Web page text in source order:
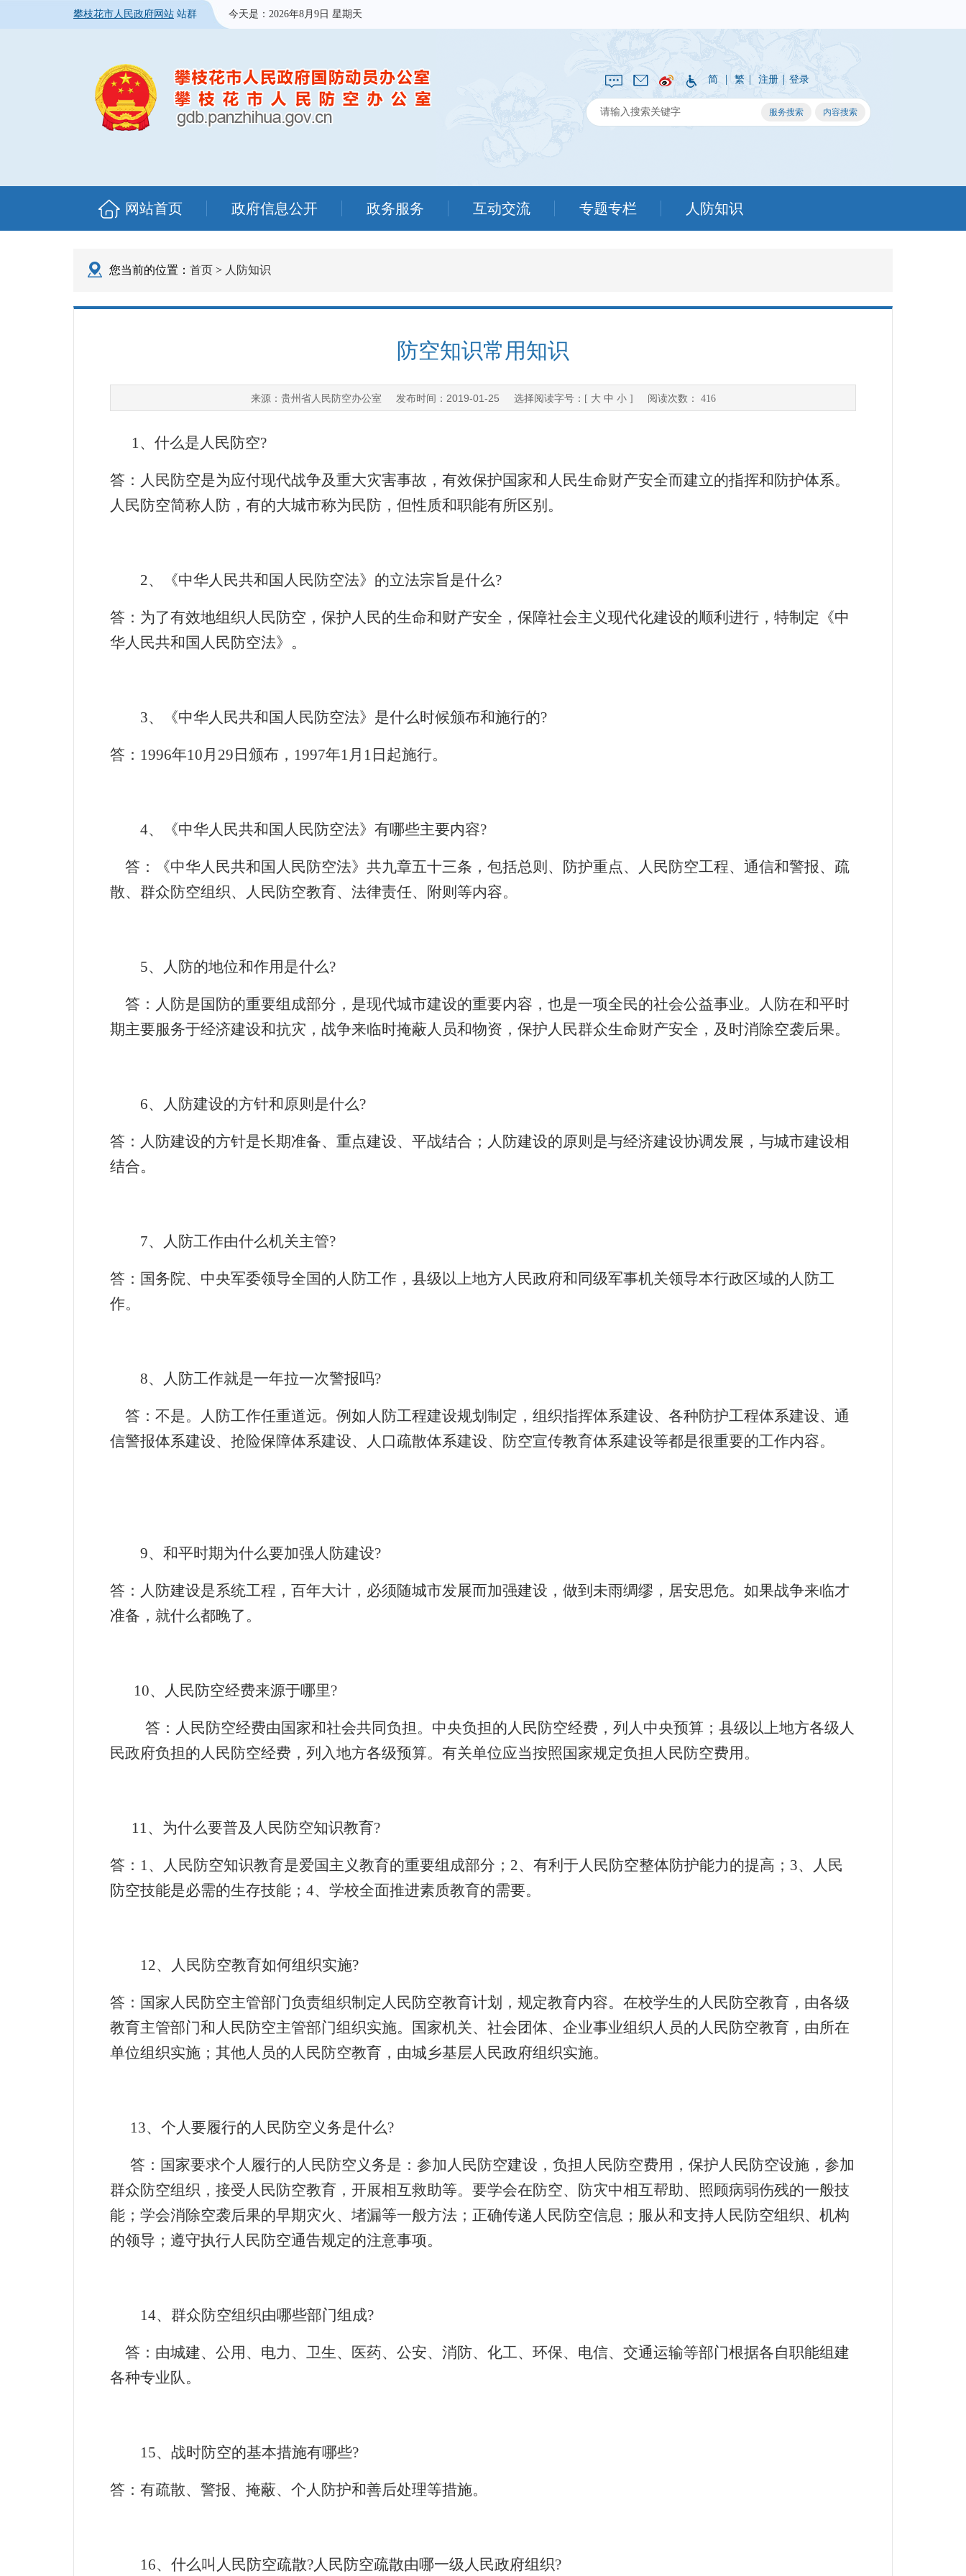
攀枝花市人民政府网站 站群 今天是： 2026年8月9日 星期天
简 | 繁 | 注册 | 登录
网站首页 政府信息公开 政务服务 互动交流 专题专栏 人防知识
您当前的位置： 首页 > 人防知识
防空知识常用知识
来源： 贵州省人民防空办公室 发布时间： 2019-01-25 选择阅读字号：[ 大 中 小] 阅读次数： 416
1、什么是人民防空?
答：人民防空是为应付现代战争及重大灾害事故，有效保护国家和人民生命财产安全而建立的指挥和防护体系。
人民防空简称人防，有的大城市称为民防，但性质和职能有所区别。
2、《中华人民共和国人民防空法》的立法宗旨是什么?
答：为了有效地组织人民防空，保护人民的生命和财产安全，保障社会主义现代化建设的顺利进行，特制定《中
华人民共和国人民防空法》。
3、《中华人民共和国人民防空法》是什么时候颁布和施行的?
答： 1996年10月 29 日颁布， 1997年1月 1 日起施行。
4、《中华人民共和国人民防空法》有哪些主要内容?
答：《中华人民共和国人民防空法》共九章五十三条，包括总则、防护重点、人民防空工程、通信和警报、疏
散、群众防空组织、人民防空教育、法律责任、附则等内容。
5、人防的地位和作用是什么?
答：人防是国防的重要组成部分，是现代城市建设的重要内容，也是一项全民的社会公益事业。人防在和平时
期主要服务于经济建设和抗灾，战争来临时掩蔽人员和物资，保护人民群众生命财产安全，及时消除空袭后果。
6、人防建设的方针和原则是什么?
答：人防建设的方针是长期准备、重点建设、平战结合；人防建设的原则是与经济建设协调发展，与城市建设相
结合。
7、人防工作由什么机关主管?
答：国务院、中央军委领导全国的人防工作，县级以上地方人民政府和同级军事机关领导本行政区域的人防工
作。
8、人防工作就是一年拉一次警报吗?
答：不是。人防工作任重道远。例如人防工程建设规划制定，组织指挥体系建设、各种防护工程体系建设、通
信警报体系建设、抢险保障体系建设、人口疏散体系建设、防空宣传教育体系建设等都是很重要的工作内容。
9、和平时期为什么要加强人防建设?
答：人防建设是系统工程，百年大计，必须随城市发展而加强建设，做到未雨绸缪，居安思危。如果战争来临才
准备，就什么都晚了。
10、人民防空经费来源于哪里?
答：人民防空经费由国家和社会共同负担。中央负担的人民防空经费，列人中央预算；县级以上地方各级人
民政府负担的人民防空经费，列入地方各级预算。有关单位应当按照国家规定负担人民防空费用。
11、为什么要普及人民防空知识教育?
答： 1、人民防空知识教育是爱国主义教育的重要组成部分； 2、有利于人民防空整体防护能力的提高； 3、人民
防空技能是必需的生存技能； 4、学校全面推进素质教育的需要。
12、人民防空教育如何组织实施?
答：国家人民防空主管部门负责组织制定人民防空教育计划，规定教育内容。在校学生的人民防空教育，由各级
教育主管部门和人民防空主管部门组织实施。国家机关、社会团体、企业事业组织人员的人民防空教育，由所在
单位组织实施；其他人员的人民防空教育，由城乡基层人民政府组织实施。
13、个人要履行的人民防空义务是什么?
答：国家要求个人履行的人民防空义务是：参加人民防空建设，负担人民防空费用，保护人民防空设施，参加
群众防空组织，接受人民防空教育，开展相互救助等。要学会在防空、防灾中相互帮助、照顾病弱伤残的一般技
能；学会消除空袭后果的早期灾火、堵漏等一般方法；正确传递人民防空信息；服从和支持人民防空组织、机构
的领导；遵守执行人民防空通告规定的注意事项。
14、群众防空组织由哪些部门组成?
答：由城建、公用、电力、卫生、医药、公安、消防、化工、环保、电信、交通运输等部门根据各自职能组建
各种专业队。
15、战时防空的基本措施有哪些?
答：有疏散、警报、掩蔽、个人防护和善后处理等措施。
16、什么叫人民防空疏散?人民防空疏散由哪一级人民政府组织?